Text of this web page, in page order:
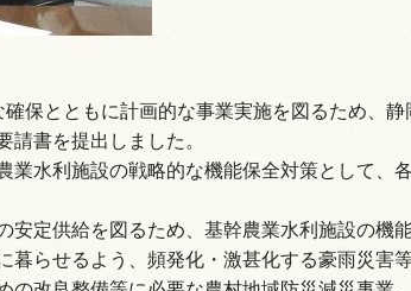
保とともに計画的な事業実施を図るため、
書を提出しました。
業水利施設の戦略的な機能保全対策として、
安定供給を図るため、基幹農業水利施設の機
らせるよう、頻発化・激甚化する豪雨災害